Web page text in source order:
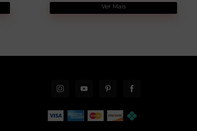
Ver Mais